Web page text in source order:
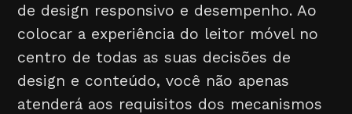
de design responsivo e desempenho. Ao
colocar a experiência do leitor móvel no
centro de todas as suas decisões de
design e conteúdo, você não apenas
atenderá aos requisitos dos mecanismos